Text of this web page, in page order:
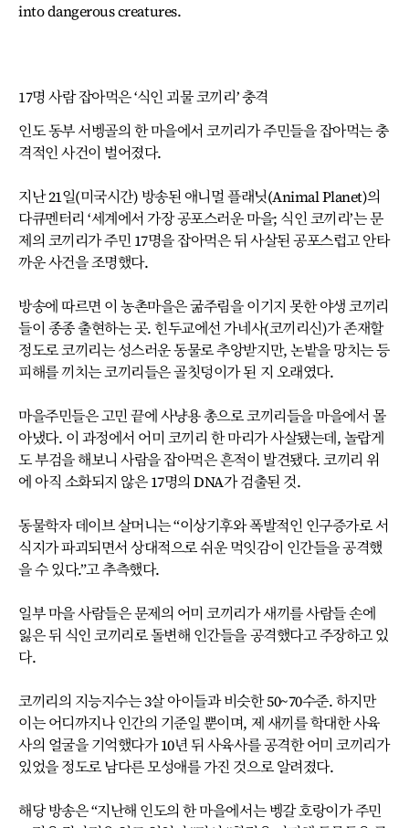
into dangerous creatures.
17명 사람 잡아먹은 ‘식인 괴물 코끼리’ 충격
인도 동부 서벵골의 한 마을에서 코끼리가 주민들을 잡아먹는 충
격적인 사건이 벌어졌다.
지난 21일(미국시간) 방송된 애니멀 플래닛(Animal Planet)의
다큐멘터리 ‘세계에서 가장 공포스러운 마을; 식인 코끼리’는 문
제의 코끼리가 주민 17명을 잡아먹은 뒤 사살된 공포스럽고 안타
까운 사건을 조명했다.
방송에 따르면 이 농촌마을은 굶주림을 이기지 못한 야생 코끼리
들이 종종 출현하는 곳. 힌두교에선 가네사(코끼리신)가 존재할
정도로 코끼리는 성스러운 동물로 추앙받지만, 논밭을 망치는 등
피해를 끼치는 코끼리들은 골칫덩이가 된 지 오래였다.
마을주민들은 고민 끝에 사냥용 총으로 코끼리들을 마을에서 몰
아냈다. 이 과정에서 어미 코끼리 한 마리가 사살됐는데, 놀랍게
도 부검을 해보니 사람을 잡아먹은 흔적이 발견됐다. 코끼리 위
에 아직 소화되지 않은 17명의 DNA가 검출된 것.
동물학자 데이브 살머니는 “이상기후와 폭발적인 인구증가로 서
식지가 파괴되면서 상대적으로 쉬운 먹잇감이 인간들을 공격했
을 수 있다.”고 추측했다.
일부 마을 사람들은 문제의 어미 코끼리가 새끼를 사람들 손에
잃은 뒤 식인 코끼리로 돌변해 인간들을 공격했다고 주장하고 있
다.
코끼리의 지능지수는 3살 아이들과 비슷한 50~70수준. 하지만
이는 어디까지나 인간의 기준일 뿐이며, 제 새끼를 학대한 사육
사의 얼굴을 기억했다가 10년 뒤 사육사를 공격한 어미 코끼리가
있었을 정도로 남다른 모성애를 가진 것으로 알려졌다.
해당 방송은 “지난해 인도의 한 마을에서는 벵갈 호랑이가 주민